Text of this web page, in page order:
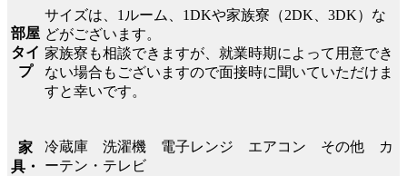
部屋
タイ
プ
サイズは、1ルーム、1DKや家族寮（2DK、3DK）な
どがございます。
家族寮も相談できますが、就業時期によって用意でき
ない場合もございますので面接時に聞いていただけま
すと幸いです。
家
具・
冷蔵庫 洗濯機 電子レンジ エアコン その他 カ
ーテン・テレビ